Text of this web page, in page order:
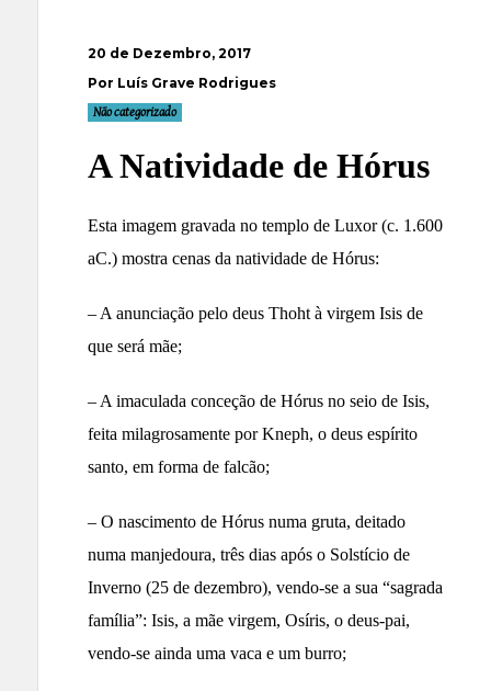
20 de Dezembro, 2017
Por Luís Grave Rodrigues
Não categorizado
A Natividade de Hórus
Esta imagem gravada no templo de Luxor (c. 1.600
aC.) mostra cenas da natividade de Hórus:
– A anunciação pelo deus Thoht à virgem Isis de
que será mãe;
– A imaculada conceção de Hórus no seio de Isis,
feita milagrosamente por Kneph, o deus espírito
santo, em forma de falcão;
– O nascimento de Hórus numa gruta, deitado
numa manjedoura, três dias após o Solstício de
Inverno (25 de dezembro), vendo-se a sua “sagrada
família”: Isis, a mãe virgem, Osíris, o deus-pai,
vendo-se ainda uma vaca e um burro;